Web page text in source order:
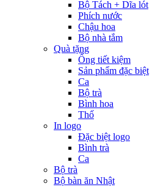
Bộ Tách + Dĩa lót
Phích nước
Chậu hoa
Bộ nhà tắm
Quà tặng
Ống tiết kiệm
Sản phẩm đặc biệt
Ca
Bộ trà
Bình hoa
Thố
In logo
Đặc biệt logo
Bình trà
Ca
Bộ trà
Bộ bàn ăn Nhật